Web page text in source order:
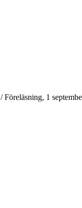
/Föreläsning, 1